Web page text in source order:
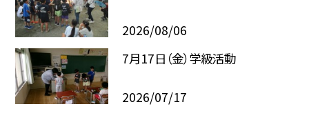
2026/08/06
7月17日（金）学級活動
2026/07/17